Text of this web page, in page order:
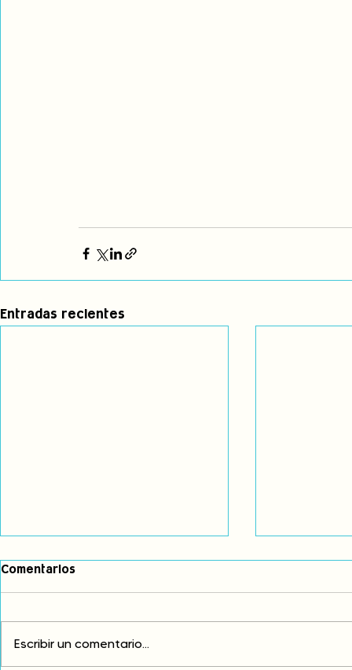
Entradas recientes
Comentarios
Escribir un comentario...